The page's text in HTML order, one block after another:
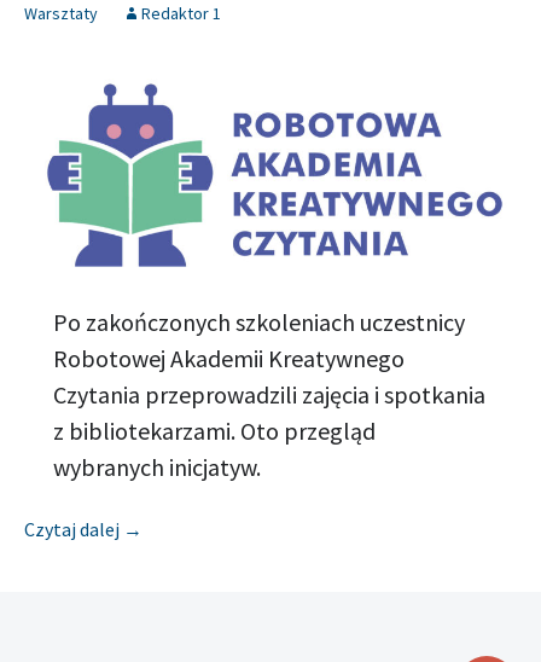
Warsztaty
Redaktor 1
Po zakończonych szkoleniach uczestnicy
Robotowej Akademii Kreatywnego
Czytania przeprowadzili zajęcia i spotkania
z bibliotekarzami. Oto przegląd
wybranych inicjatyw.
Czytaj dalej [Relacja] BIBLIOTEKA ŚLĄSKA W KATOWICACH
→